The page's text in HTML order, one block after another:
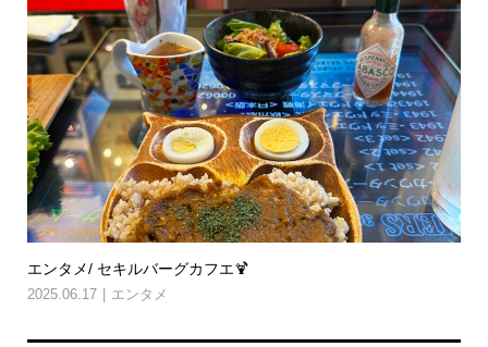
エンタメ/ セキルバーグカフエ🍹
2025.06.17 エンタメ